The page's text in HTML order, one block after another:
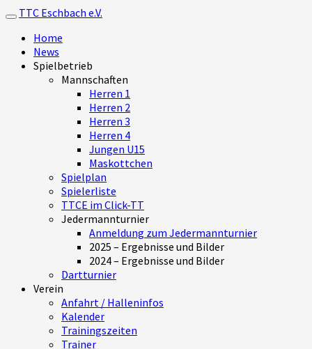
Toggle navigation
TTC Eschbach e.V.
Home
News
Spielbetrieb
Mannschaften
Herren 1
Herren 2
Herren 3
Herren 4
Jungen U15
Maskottchen
Spielplan
Spielerliste
TTCE im Click-TT
Jedermannturnier
Anmeldung zum Jedermannturnier
2025 – Ergebnisse und Bilder
2024 – Ergebnisse und Bilder
Dartturnier
Verein
Anfahrt / Halleninfos
Kalender
Trainingszeiten
Trainer